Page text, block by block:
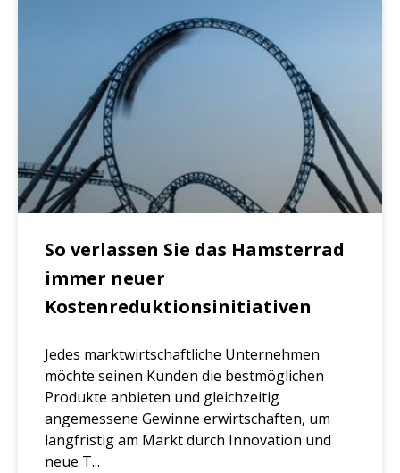
So verlassen Sie das Hamsterrad
immer neuer
Kostenreduktionsinitiativen
Jedes marktwirtschaftliche Unternehmen
möchte seinen Kunden die bestmöglichen
Produkte anbieten und gleichzeitig
angemessene Gewinne erwirtschaften, um
langfristig am Markt durch Innovation und
neue T...